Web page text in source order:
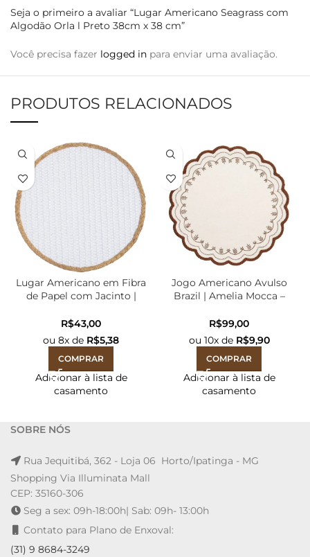
Seja o primeiro a avaliar “Lugar Americano Seagrass com
Algodão Orla l Preto 38cm x 38 cm”
Você precisa fazer logged in para enviar uma avaliação.
PRODUTOS RELACIONADOS
Lugar Americano em Fibra
de Papel com Jacinto |
R$
ou 8x de R$5,38
COMPRAR
Adicionar à lista de
casamento
Jogo Americano Avulso
Brazil | Amelia Mocca –
R$
ou 10x de R$9,90
COMPRAR
Adicionar à lista de
casamento
SOBRE NÓS
Rua Jequitibá, 362 - Loja 06 Horto/Ipatinga - MG
Shopping Via Illuminata Mall
CEP: 35160-306
Seg a sex: 09h-18:00h| Sab: 09h- 13:00h
Contato para Plano de Enxoval:
(31) 9 8684-3249